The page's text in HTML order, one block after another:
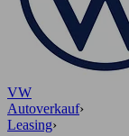
VW
Autoverkauf›
Leasing›